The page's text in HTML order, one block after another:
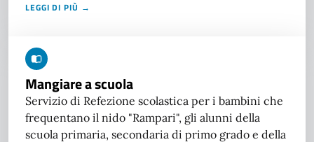
LEGGI DI PIÙ →
Mangiare a scuola
Servizio di Refezione scolastica per i bambini che
frequentano il nido "Rampari", gli alunni della
scuola primaria, secondaria di primo grado e della